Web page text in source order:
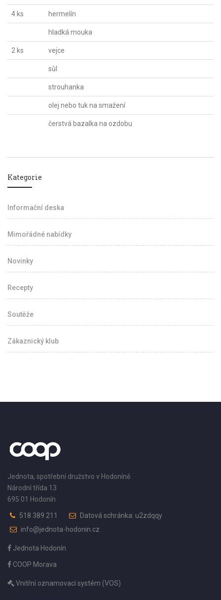
4 ks hermelín
hladká mouka
2 ks vejce
sůl
strouhanka
olej nebo tuk na smažení
čerstvá bazalka na ozdobu
Kategorie
Informační deska
Mimořádné nabídky
Novinky
Recepty
Soutěže
Zákaznický klub
Jednota, spotřební družstvo v Hodoníně
Národní třída 13
695 01 Hodonín
518 389 211
Datová schránka: u2zdqqy
info@jednota-hodonin.cz
Jednota Hodonín
COOP Morava
Vnitřní oznamovací systém (VOS)